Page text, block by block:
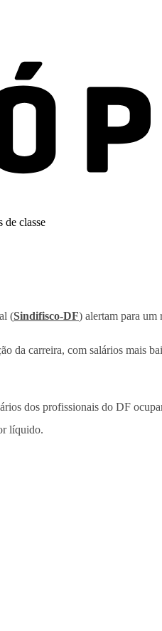
(Sindifisco-DF) alertam para um
carreira, com salários mais
dos profissionais do DF
líquido.